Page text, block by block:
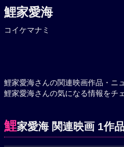
鯉家愛海
コイケマナミ
鯉家愛海さんの関連映画作品・ニ
鯉家愛海さんの気になる情報をチ
鯉家愛海 関連映画 1作